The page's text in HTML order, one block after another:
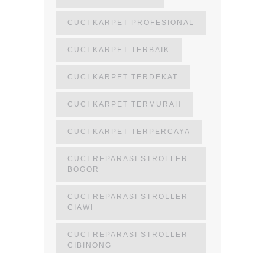
CUCI KARPET PROFESIONAL
CUCI KARPET TERBAIK
CUCI KARPET TERDEKAT
CUCI KARPET TERMURAH
CUCI KARPET TERPERCAYA
CUCI REPARASI STROLLER
BOGOR
CUCI REPARASI STROLLER
CIAWI
CUCI REPARASI STROLLER
CIBINONG